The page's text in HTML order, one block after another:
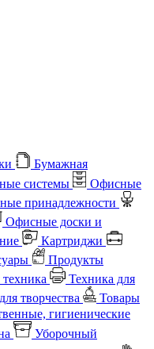
Бумажная
системы
Офисные
принадлежности
Офисные доски и
Картриджи
Продукты
Техника для
творчества
Товары
гигиенические
Уборочный